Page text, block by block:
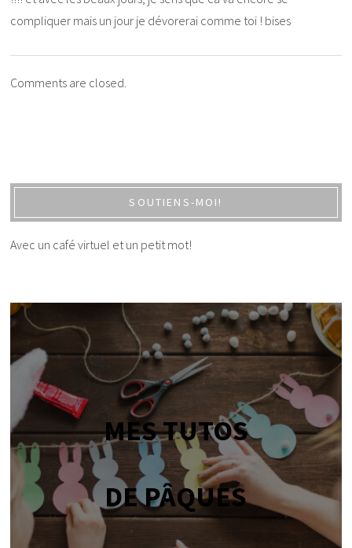
compliquer mais un jour je dévorerai comme toi ! bises
Comments are closed.
SOUTIENS-MOI!
Avec un café virtuel et un petit mot!
MES TUTOS
DE PÂQUES